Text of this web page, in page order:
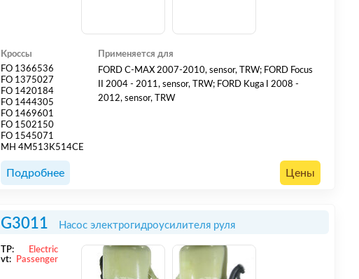
Кроссы
FO 1366536
FO 1375027
FO 1420184
FO 1444305
FO 1469601
FO 1502150
FO 1545071
MH 4M513K514CE
Применяется для
FORD C-MAX 2007-2010, sensor, TRW; FORD Focus
II 2004 - 2011, sensor, TRW; FORD Kuga I 2008 -
2012, sensor, TRW
Подробнее Цены
G3011 Насос электрогидроусилителя руля
TP:
Electric
vt:
Passenger